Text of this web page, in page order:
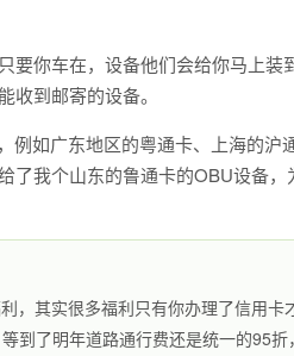
要你车在，设备他们会给你马上装
收到邮寄的设备。
例如广东地区的粤通卡、上海的
了我个山东的鲁通卡的OBU设备
，其实很多福利只有你办理了信用
到了明年道路通行费还是统一的95折